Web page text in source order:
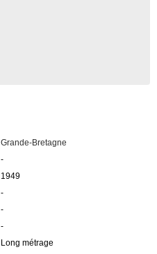
Grande-Bretagne
-
1949
-
-
-
Long métrage